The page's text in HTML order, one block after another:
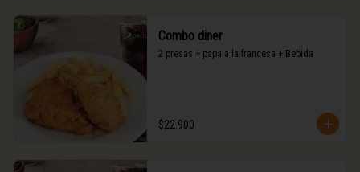
Combo diner
2 presas + papa a la francesa + Bebida
$22.900